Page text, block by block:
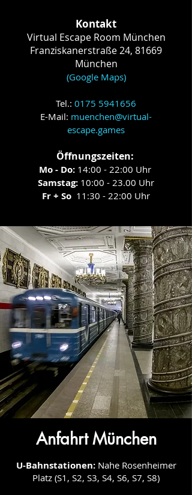
Kontakt
Virtual Escape Room München
Franziskanerstraße 24, 81669
München
(Google Maps)
Tel.: 0175 5941656
E-Mail: muenchen@virtual-
escape.games
Öffnungszeiten:
Mo - Do: 14:00 - 22:00 Uhr
Samstag: 10:00 - 23.00 Uhr
Fr + So 11:30 - 22:00 Uhr
Anfahrt München
U-Bahnstationen: Nahe Rosenheimer
Platz (S1, S2, S3, S4, S6, S7, S8)